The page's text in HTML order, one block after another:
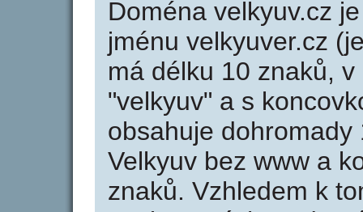
Doména velkyuv.cz
jménu velkyuver.cz
má délku 10 znaků,
"velkyuv" a s
obsahuje
Velkyuv bez www a
znaků. Vzhledem k